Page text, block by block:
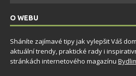
O WEBU
Sháníte zajímavé tipy jak vylepšit Váš
aktuální trendy, praktické rady i
stránkách internetového magazínu